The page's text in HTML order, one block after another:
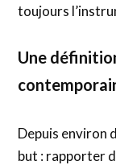
toujours
Une
Depuis environ
but : rapporter